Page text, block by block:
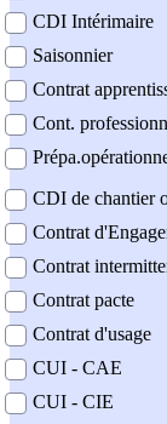
CDI Intérimaire
Saisonnier
Contrat
Cont.
CDI de chantier
Contrat
Contrat
Contrat pacte
Contrat d'usage
CUI - CAE
CUI - CIE